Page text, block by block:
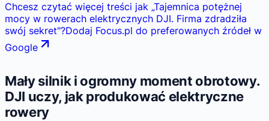
Chcesz czytać więcej treści jak „Tajemnica potężnej
mocy w rowerach elektrycznych DJI. Firma zdradziła
swój sekret"?Dodaj Focus.pl do preferowanych źródeł w
Google
Mały silnik i ogromny moment obrotowy.
DJI uczy, jak produkować elektryczne
rowery